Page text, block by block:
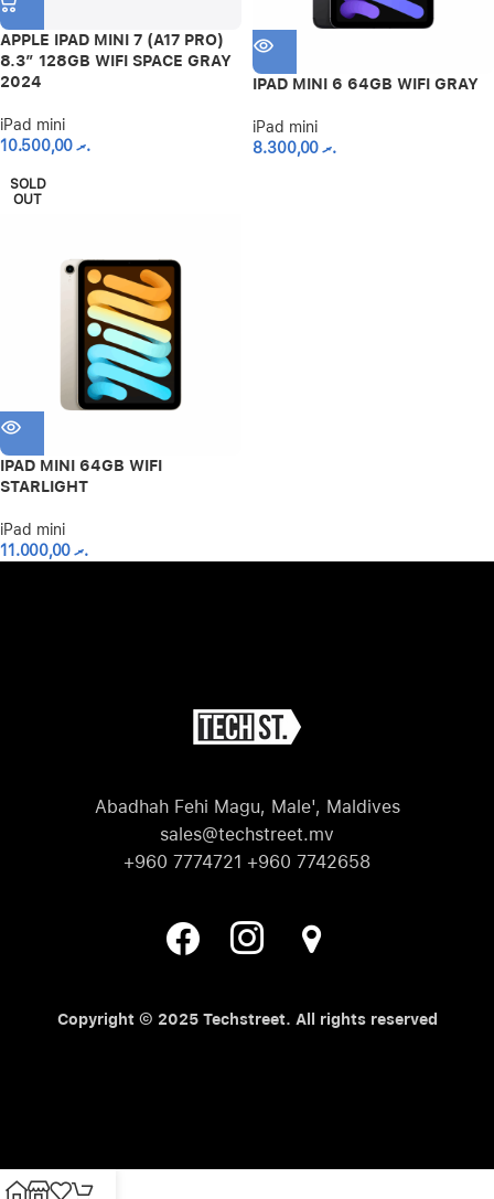
APPLE IPAD MINI 7 (A17 PRO)
8.3″ 128GB WIFI SPACE GRAY
2024
iPad mini
.ރ10.500,00
IPAD MINI 6 64GB WIFI GRAY
iPad mini
.ރ8.300,00
SOLD
OUT
IPAD MINI 64GB WIFI
STARLIGHT
iPad mini
.ރ11.000,00
Abadhah Fehi Magu, Male', Maldives
sales@techstreet.mv
+960 7774721 +960 7742658
Copyright © 2025 Techstreet. All rights reserved